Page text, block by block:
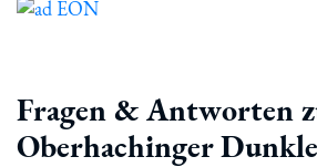
Fragen & Antworten
Oberhachinger